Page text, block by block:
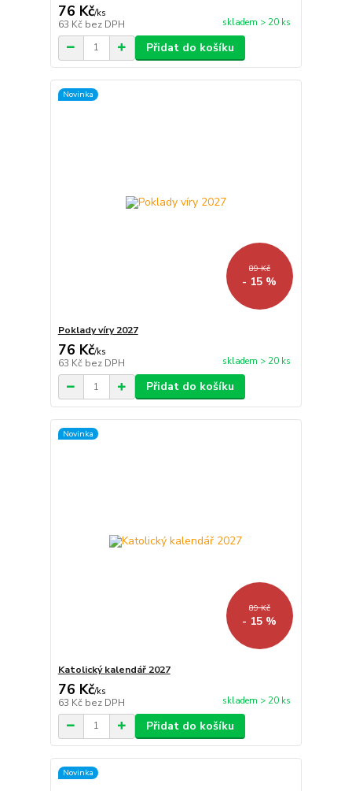
76 Kč/ks
63 Kč bez DPH skladem > 20 ks
Přidat do košíku
Novinka
89 Kč
- 15 %
Poklady víry 2027
76 Kč/ks
63 Kč bez DPH skladem > 20 ks
Přidat do košíku
Novinka
89 Kč
- 15 %
Katolický kalendář 2027
76 Kč/ks
63 Kč bez DPH skladem > 20 ks
Přidat do košíku
Novinka